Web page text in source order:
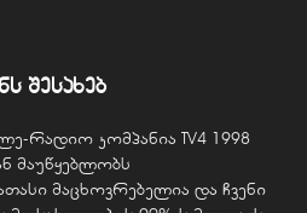
შესახებ
რადიო კომპანია TV4 1998
მაუწყებლობს
მაცხოვრებელია და ჩვენი